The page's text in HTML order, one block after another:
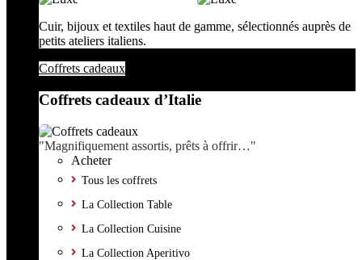
Cuir, bijoux et textiles haut de gamme, sélectionnés auprès de
petits ateliers italiens.
Coffrets cadeaux
Coffrets cadeaux d’Italie
"Magnifiquement assortis, prêts à offrir…"
Acheter
Tous les coffrets
La Collection Table
La Collection Cuisine
La Collection Aperitivo